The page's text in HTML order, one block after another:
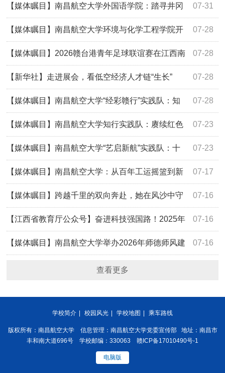
生源质量再创新高！ 07-31
【媒体瞩目】南昌航空大学外国语学院：踏寻井冈
红韵 助力乡村振兴 07-28
【媒体瞩目】南昌航空大学环境与化学工程学院开
展纪念红军长征胜利90周年主题实践活动 07-28
【媒体瞩目】2026赣台港青年足球联谊赛在江西南
昌开赛 07-28
【新华社】走进展会，看低空经济人才链“生长”
07-28
【媒体瞩目】南昌航空大学“经彩赣行”实践队：知
行践悟担使命 青春聚力赣鄱行 07-23
【媒体瞩目】南昌航空大学知行实践队：赓续红色
血脉 情暖潭头乡野 07-23
【媒体瞩目】南昌航空大学“艺启新航”实践队：十
年接力绘新景 专业赋能促振兴 07-17
【媒体瞩目】南昌航空大学：从百年工运摇篮到新
时代法治高地 学校师生在安源感悟红色法治初心 07-16
【媒体瞩目】跨越千里的双向奔赴，她在风沙中守
住了育人的初心 07-16
【江西省教育厅公众号】奋进科技强国路！2025年
度国家科学技术奖捷报在我省高校师生中引发热烈反响07-16
【媒体瞩目】南昌航空大学举办2026年师德师风建
查看更多
学校简介 校园风光 学校地图 乘车路线
版权所有：南昌航空大学 信息管理：南昌航空大学党委宣传部 地址：南昌市
丰和南大道696号 学校邮编：330063 赣ICP备17010490号-1
电脑版